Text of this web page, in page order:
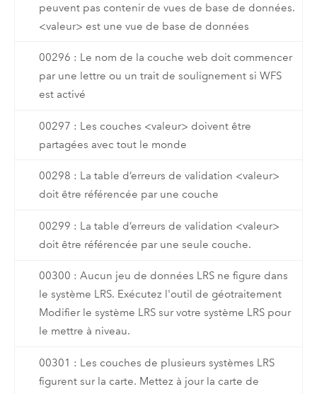
peuvent pas contenir de vues de base de données.
<valeur> est une vue de base de données
00296 : Le nom de la couche web doit commencer
par une lettre ou un trait de soulignement si WFS
est activé
00297 : Les couches <valeur> doivent être
partagées avec tout le monde
00298 : La table d’erreurs de validation <valeur>
doit être référencée par une couche
00299 : La table d’erreurs de validation <valeur>
doit être référencée par une seule couche.
00300 : Aucun jeu de données LRS ne figure dans
le système LRS. Exécutez l'outil de géotraitement
Modifier le système LRS sur votre système LRS pour
le mettre à niveau.
00301 : Les couches de plusieurs systèmes LRS
figurent sur la carte. Mettez à jour la carte de